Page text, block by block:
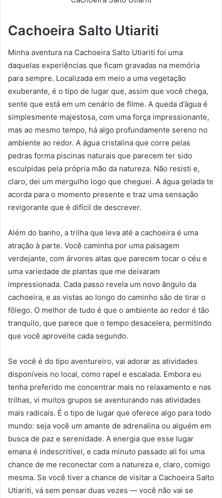
Cachoeira Salto Utiariti
Minha aventura na Cachoeira Salto Utiariti foi uma
daquelas experiências que ficam gravadas na memória
para sempre. Localizada em meio a uma vegetação
exuberante, é o tipo de lugar que, assim que você chega,
sente que está em um cenário de filme. A queda d’água é
simplesmente majestosa, com uma força impressionante,
mas ao mesmo tempo, há algo profundamente sereno no
ambiente ao redor. A água cristalina que corre pelas
pedras forma piscinas naturais que parecem ter sido
esculpidas pela própria mão da natureza. Não resisti e,
claro, dei um mergulho logo que cheguei. A água gelada te
acorda para o momento presente e traz uma sensação
revigorante que é difícil de descrever.
Além do banho, a trilha que leva até a cachoeira é uma
atração à parte. Você caminha por uma paisagem
verdejante, com árvores altas que parecem tocar o céu e
uma variedade de plantas que me deixaram
impressionada. Cada passo revela um novo ângulo da
cachoeira, e as vistas ao longo do caminho são de tirar o
fôlego. O melhor de tudo é que o ambiente ao redor é tão
tranquilo, que parece que o tempo desacelera, permitindo
que você aproveite cada segundo.
Se você é do tipo aventureiro, vai adorar as atividades
disponíveis no local, como rapel e escalada. Embora eu
tenha preferido me concentrar mais no relaxamento e nas
trilhas, vi muitos grupos se aventurando nas atividades
mais radicais. É o tipo de lugar que oferece algo para todo
mundo: seja você um amante de adrenalina ou alguém em
busca de paz e serenidade. A energia que esse lugar
emana é indescritível, e cada minuto passado ali foi uma
chance de me reconectar com a natureza e, claro, comigo
mesma. Se você tiver a chance de visitar a Cachoeira Salto
Utiariti, vá sem pensar duas vezes — você não vai se